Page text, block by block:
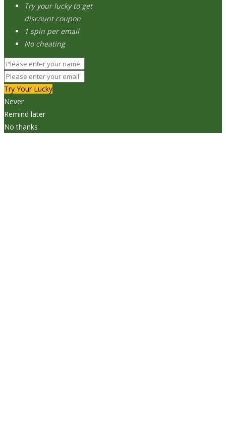
Try your lucky to get
discount coupon
1 spin per email
No cheating
Try Your Lucky
Never
Remind later
No thanks